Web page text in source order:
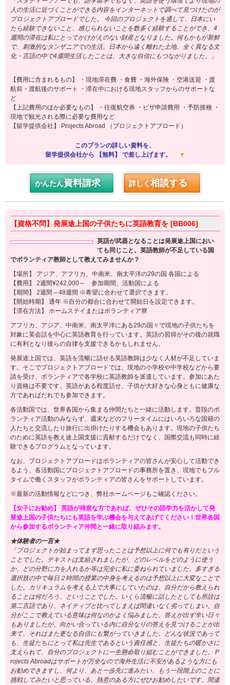
人の生活に近づくことができる内容をインターネットで調べて見つけたのが
プロジェクトアブロードでした。 今回のプロジェクトを通して、日本にい
たら経験できないこと、感じられないことを数多く経験することができ、4
週間の滞在は私にとってかけがえのない財産となりました。何もかもが新鮮
で、刺激的なタンザニアでの生活。日本から遠く離れた土地、全く異なる文
化・言語の中で4週間生活したことは、大きな自信にもつながりました。」
【費用に含まれるもの】 ・現地滞在費 ・食費 ・海外保険 ・空港送迎 ・渡
航前・渡航後のサポート ・滞在中における現地スタッフからのサポートな
ど
【上記費用のほか必要なもの】 ・往復航空券 ・ビザ申請費用 ・予防接種 ・
現地で観光される際に必要な費用など
【留学提供会社】 Projects Abroad （プロジェクトアブロード）
このプランの詳しい資料を、
留学提供会社から 【無料】 で差し上げます。
▼
かんたん資料請求 詳しく相談する
【資格不問】発展途上国の子供たちに英語教育を [BB006]
英語が武器となることは発展途上国におい
ても同じこと。英語教師が不足している国
でボランティア教師として教えてみませんか？
【場所】 アジア、アフリカ、中南米、南太平洋の29の国 各国による
【費用】 2週間¥242,000～ 参加期間、活動国による
【期間】 2週間～48週間 ※希望に合わせて選択できます。
【開始時期】 通年 ※自分の都合に合わせて開始日を設定できます。
【滞在方法】 ホームステイまたはボランティア寮
アフリカ、アジア、中南米、南太平洋にある29の国々で現地の子供たちを
対象に英会話を中心に英語教育を行っています。英語の習得がその後の就職
に有利となり彼らの自律を支援できるかもしれません。
発展途上国では、英語を流暢に話せる英語教師は少なく人材が不足していま
す。そこでプロジェクトアブロードでは、現地の小学校や中学校などから要
請を受け、ボランティアで各学校に英語教師を派遣しています。参加にあた
り資格は不要です。英語がある程度話せ、子供が大好きな心身ともに健康な
方であればだれでも参加できます。
各活動国では、世界各国から集まる仲間たちと一緒に活動します。普段のボ
ランティア活動のみならず、週末などのフリータイムにはいろいろな国籍の
人たちと交流したり旅行に出掛けたりする機会もあります。現地の子供たち
のために英語を教え途上国支援に貢献するだけでなく、国際交流も同時に経
験できるプログラムとなっています。
なお、プロジェクトアブロードはボランティアの皆さんが安心して活動でき
るよう、各活動国にプロジェクトアブロードの事務所を置き、現地でもフル
タイムで働くスタッフがボランティアの皆さんをサポートしています。
※最新の活動情報などにつき、弊社ホームページもご確認ください。
【女子にお勧め】 英語が得意な方であれば、ぜひその語学力を活かして発
展途上国の子供たちにも英語を学ぶ機会を与えてあげてください！世界各国
から参加するボランティア仲間と一緒に取り組みます。
★体験者の一言★
「プロジェクトが始まってまず思ったことは予想以上に何でも有りだという
ことでした。テキストは支給されましたが、どのレベルをどのように使う
か、どの分野に力を入れるか等は完全に私に委ねられていました。多すぎる
選択肢の中で毎日２時間の授業の中身を考えるのは予想以上に大変なことで
した。カリキュラムを考える上で大事にしていたのは、自分だから教えられ
ることは何だろう、ということでした。いくら流暢に話したとしても所詮は
第二言語であり、ネイティブと比べてしまえば間違いなく劣ってしまい、自
分がここで教えている意味は何なのかよく悩みました。答えが出ず辛い日々
もありましたが、向かい合っている内に自分なりの答えを見つけることが出
来て、それはまた更なる自信にも繋がっていきました。どんな状況であって
も、生徒たちにとって私は先生であるという責任感と、生徒たちの暖かさに
支えられて、自分のプロジェクトに一生懸命取り組むことができました。 P
rojects Abroadはサポートが万全なので海外生活に不安があるような方にも
お勧めできますし、何より、あと一歩先に進みたい、もう一段階上のことに
挑戦してみたいと思っている、熱意のある方にぜひお勧めしたいです。間違